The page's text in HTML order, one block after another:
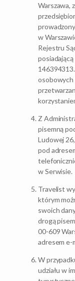
Warszawa,
w
Rejestru
osobowych
Z
pisemną
Ludowej
pod
w Serwisie.
Travelist
którym
swoich
drogą
00-609
adresem e-
W
udziału w